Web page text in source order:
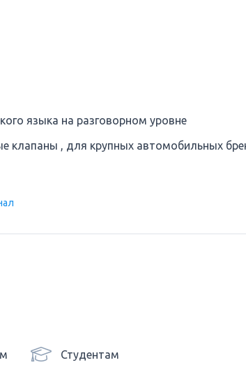
языка на разговорном уровне
клапаны , для крупных автомобильных
Студентам